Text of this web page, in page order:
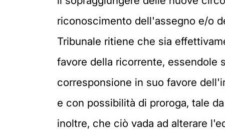
riconoscimento dell'assegno e/o
Tribunale ritiene che sia
favore della ricorrente, essendole
corresponsione in suo favore
e con possibilità di proroga, tale
inoltre, che ciò vada ad alterare